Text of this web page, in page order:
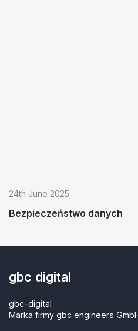
24th June 2025
Bezpieczeństwo danych
gbc digital
gbc-digital
Marka firmy gbc engineers